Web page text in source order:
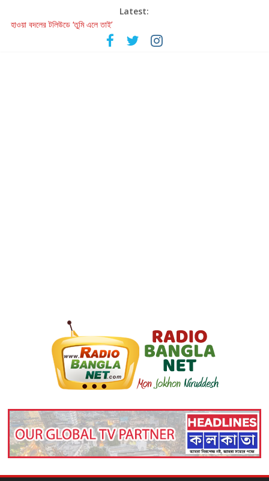
Latest:
হাওয়া বদলের টলিউডে ‘তুমি এলে তাই’
রবীন্দ্রনাথ ও গুলজারের সৃষ্টির মেলবন্ধনে মুগ্ধ করল ‘দুই তারার দোতারা’
কলের গান থেকে রীলস্ — বাঙালির গান শোনার বিবর্তনের গল্প